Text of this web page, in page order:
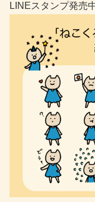
LINEスタンプ発売